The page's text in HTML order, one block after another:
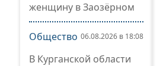
женщину в Заозёрном
Общество 06.08.2026 в 18:08
В Курганской области